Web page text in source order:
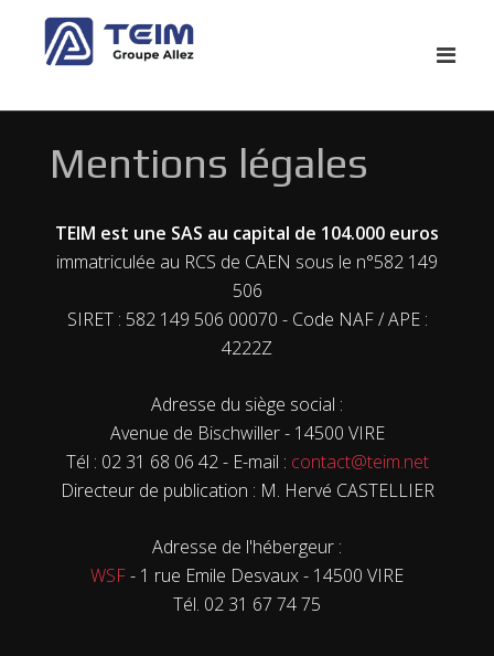
Mentions légales
TEIM est une SAS au capital de 104.000 euros
immatriculée au RCS de CAEN sous le n°582 149
506
SIRET : 582 149 506 00070 - Code NAF / APE :
4222Z
Adresse du siège social :
Avenue de Bischwiller - 14500 VIRE
Tél : 02 31 68 06 42 - E-mail : contact@teim.net
Directeur de publication : M. Hervé CASTELLIER
Adresse de l'hébergeur :
WSF- 1 rue Emile Desvaux - 14500 VIRE
Tél. 02 31 67 74 75